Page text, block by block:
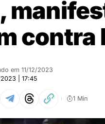
contra
| 17:45
em 11/12/2023
1 Min